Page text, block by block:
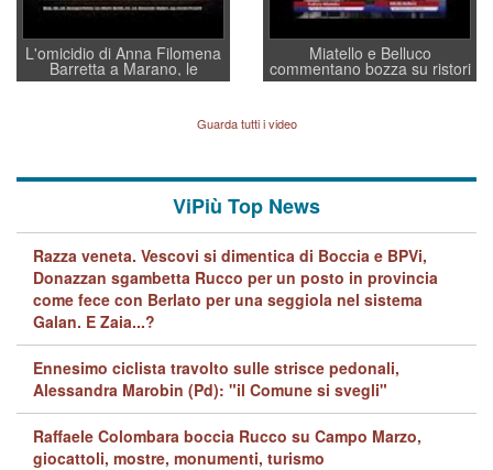
L'omicidio di Anna Filomena
Barretta a Marano, le
indagini dei carabinieri di
quelle di... Barbara D'Urso
Miatello e Belluco
commentano bozza su ristori
BPVi e Veneto Banca
Guarda tutti i video
ViPiù Top News
Razza veneta. Vescovi si dimentica di Boccia e BPVi,
Donazzan sgambetta Rucco per un posto in provincia
come fece con Berlato per una seggiola nel sistema
Galan. E Zaia...?
Ennesimo ciclista travolto sulle strisce pedonali,
Alessandra Marobin (Pd): "il Comune si svegli"
Raffaele Colombara boccia Rucco su Campo Marzo,
giocattoli, mostre, monumenti, turismo